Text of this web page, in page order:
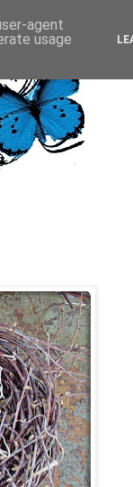
agent
usage